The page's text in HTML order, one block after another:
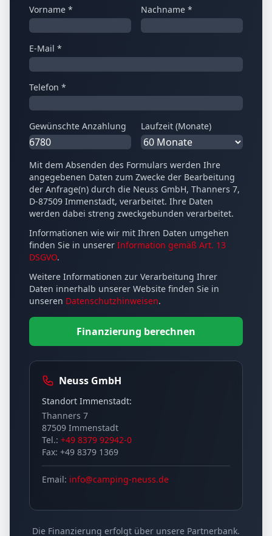
Vorname * Nachname *
E-Mail *
Telefon *
Gewünschte Anzahlung Laufzeit (Monate)
Mit dem Absenden des Formulars werden Ihre
angegebenen Daten zum Zwecke der Bearbeitung
der Anfrage(n) durch die Neuss GmbH, Thanners 7,
D-87509 Immenstadt, verarbeitet. Ihre Daten
werden dabei streng zweckgebunden verarbeitet.
Informationen wie wir mit Ihren Daten umgehen
finden Sie in unserer Information gemäß Art. 13
DSGVO.
Weitere Informationen zur Verarbeitung Ihrer
Daten innerhalb unserer Website finden Sie in
unseren Datenschutzhinweisen.
Finanzierung berechnen
Neuss GmbH
Standort Immenstadt:
Thanners 7
87509 Immenstadt
Tel.: +49 8379 92942-0
Fax: +49 8379 1369
Email: info@camping-neuss.de
Die Finanzierung erfolgt über unsere Partnerbank.